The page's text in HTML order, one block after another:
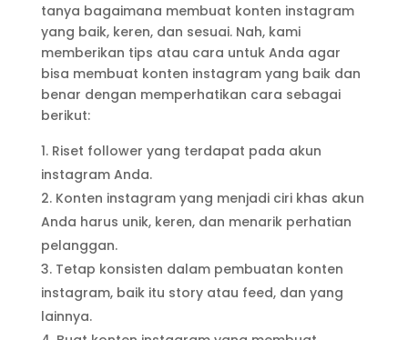
tanya bagaimana membuat konten instagram
yang baik, keren, dan sesuai. Nah, kami
memberikan tips atau cara untuk Anda agar
bisa membuat konten instagram yang baik dan
benar dengan memperhatikan cara sebagai
berikut:
Riset follower yang terdapat pada akun
instagram Anda.
Konten instagram yang menjadi ciri khas akun
Anda harus unik, keren, dan menarik perhatian
pelanggan.
Tetap konsisten dalam pembuatan konten
instagram, baik itu story atau feed, dan yang
lainnya.